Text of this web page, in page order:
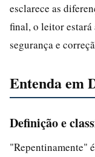
esclarece as
final, o leitor estará
segurança e
Entenda em
Definição e
"Repentinamente"